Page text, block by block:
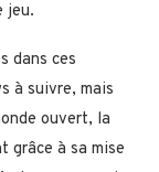
jeu.
dans ces
à suivre, mais
ouvert, la
grâce à sa mise